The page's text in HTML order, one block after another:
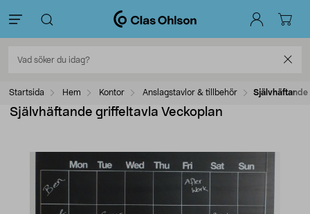
Startsida Hem Kontor Anslagstavlor & tillbehör
Självhäftande griffeltavla Veckoplan